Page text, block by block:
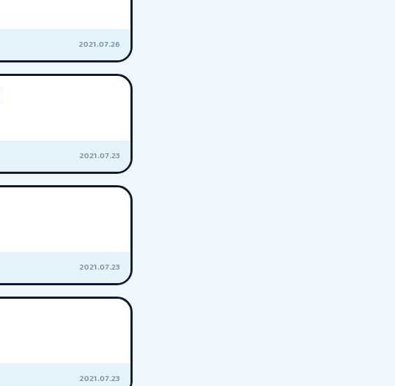
2021.07.26
2021.07.23
2021.07.23
2021.07.23